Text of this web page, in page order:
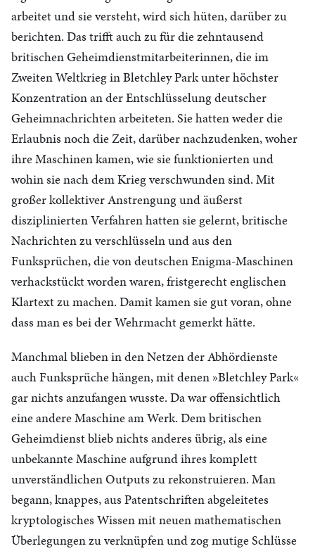
arbeitet und sie versteht, wird sich hüten, darüber zu
berichten. Das trifft auch zu für die zehntausend
britischen Geheimdienstmitarbeiterinnen, die im
Zweiten Weltkrieg in Bletchley Park unter höchster
Konzentration an der Entschlüsselung deutscher
Geheimnachrichten arbeiteten. Sie hatten weder die
Erlaubnis noch die Zeit, darüber nachzudenken, woher
ihre Maschinen kamen, wie sie funktionierten und
wohin sie nach dem Krieg verschwunden sind. Mit
großer kollektiver Anstrengung und äußerst
disziplinierten Verfahren hatten sie gelernt, britische
Nachrichten zu verschlüsseln und aus den
Funksprüchen, die von deutschen Enigma-Maschinen
verhackstückt worden waren, fristgerecht englischen
Klartext zu machen. Damit kamen sie gut voran, ohne
dass man es bei der Wehrmacht gemerkt hätte.
Manchmal blieben in den Netzen der Abhördienste
auch Funksprüche hängen, mit denen »Bletchley Park«
gar nichts anzufangen wusste. Da war offensichtlich
eine andere Maschine am Werk. Dem britischen
Geheimdienst blieb nichts anderes übrig, als eine
unbekannte Maschine aufgrund ihres komplett
unverständlichen Outputs zu rekonstruieren. Man
begann, knappes, aus Patentschriften abgeleitetes
kryptologisches Wissen mit neuen mathematischen
Überlegungen zu verknüpfen und zog mutige Schlüsse